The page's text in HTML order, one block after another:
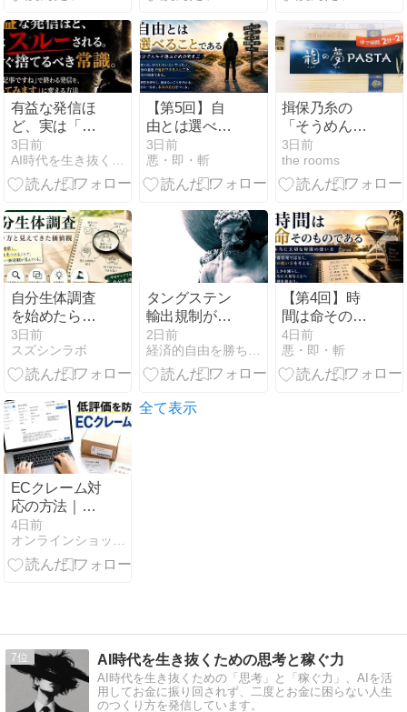
行動Doが中心
のPlan・Do・
Seeでうまく
いく！！
有益な発信ほ
ど、実は「ス
ルーされ
る。」今すぐ
捨てるべき常
3日前
AI時代を生き抜くための思考と稼ぐ力
【第5回】自
由とは選べる
ことである｜
自分で人生を
選ぶための考
3日前
悪・即・斬
揖保乃糸の
「そうめん」
ではなく、揖
保乃糸の「パ
スタ」を食べ
3日前
the rooms
自分生体調査
を始めたら、
価値観が見え
てきた
3日前
スズシンラボ
タングステン
輸出規制が工
場直撃｜73歳
が現場で感じ
た世界の変化
2日前
経済的自由を勝ち取り心と体の健康を保って幸せに長生きする方法
【第4回】時
間は命そのも
のである｜本
当に大切な時
間の使い方
4日前
悪・即・斬
ECクレーム対
応の方法｜初
動・返信・返
金判断・再発
防止まで解説
4日前
オンラインショップの開設構築と運営ガイド
全て表示
7 AI時代を生き抜くための思考と稼ぐ力
AI時代を生き抜くための「思考」と「稼ぐ力」、AIを活
用してお金に振り回されず、二度とお金に困らない人生
のつくり方を発信しています。